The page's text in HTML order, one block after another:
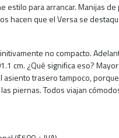
estilo para arrancar. Manijas de
hacen que el Versa se
no compacto.
cm. ¿Qué significa eso?
trasero tampoco,
piernas. Todos viajan